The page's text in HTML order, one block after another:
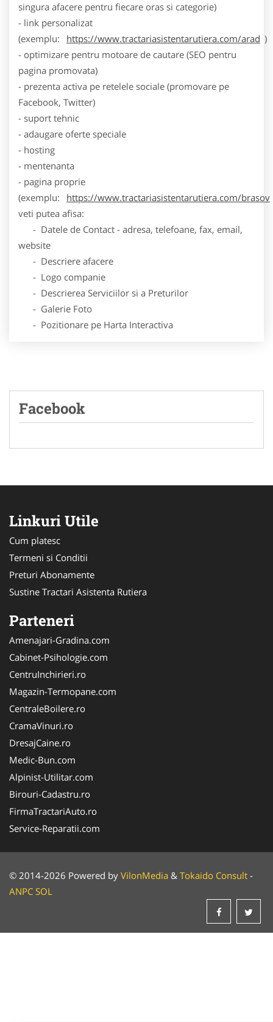
singura afacere pentru fiecare oras si categorie)
- link personalizat
(exemplu:
https://www.tractariasistentarutiera.com/arad )
- optimizare pentru motoare de cautare (SEO pentru
pagina promovata)
- prezenta activa pe retelele sociale (promovare pe
Facebook, Twitter)
- suport tehnic
- adaugare oferte speciale
- hosting
- mentenanta
- pagina proprie
(exemplu:
https://www.tractariasistentarutiera.com/brasov
veti putea afisa:
- Datele de Contact - adresa, telefoane, fax, email,
website
- Descriere afacere
- Logo companie
- Descrierea Serviciilor si a Preturilor
- Galerie Foto
- Pozitionare pe Harta Interactiva
Facebook
Linkuri Utile
Cum platesc
Termeni si Conditii
Preturi Abonamente
Sustine Tractari Asistenta Rutiera
Parteneri
Amenajari-Gradina.com
Cabinet-Psihologie.com
CentruInchirieri.ro
Magazin-Termopane.com
CentraleBoilere.ro
CramaVinuri.ro
DresajCaine.ro
Medic-Bun.com
Alpinist-Utilitar.com
Birouri-Cadastru.ro
FirmaTractariAuto.ro
Service-Reparatii.com
© 2014-2026 Powered by VilonMedia & Tokaido Consult -
ANPC SOL